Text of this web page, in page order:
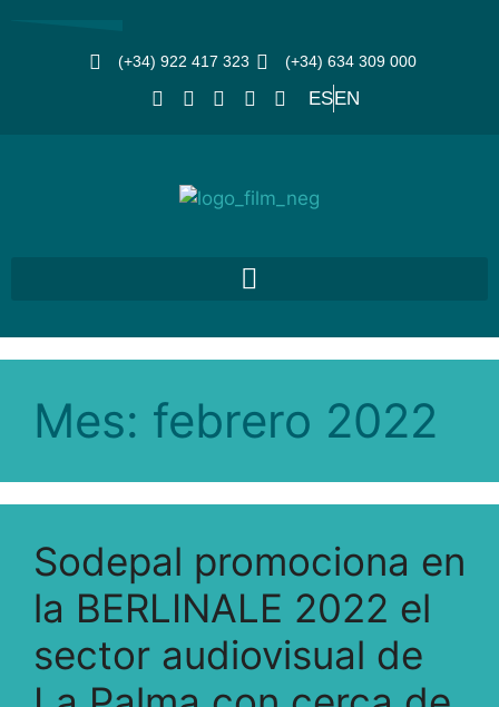
(+34) 922 417 323 (+34) 634 309 000
ESEN
Mes: febrero 2022
Sodepal promociona en
la BERLINALE 2022 el
sector audiovisual de